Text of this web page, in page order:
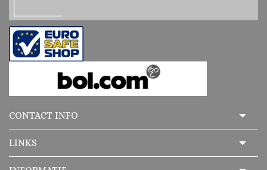
CONTACT INFO
LINKS